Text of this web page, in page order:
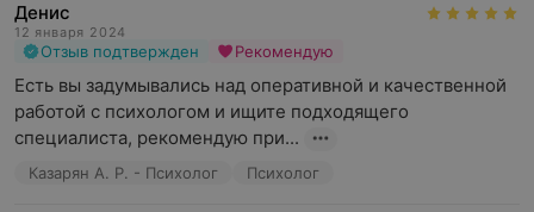
Денис
12 января 2024
Отзыв подтвержден Рекомендую
Есть вы задумывались над оперативной и качественной
работой с психологом и ищите подходящего
специалиста, рекомендую при...
Казарян А. Р. - Психолог Психолог